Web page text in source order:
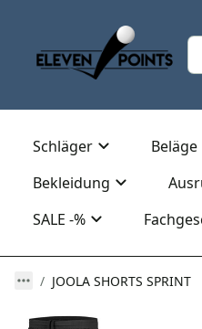
Schläger Beläge
Bekleidung
SALE -%
JOOLA SHORTS SPRINT